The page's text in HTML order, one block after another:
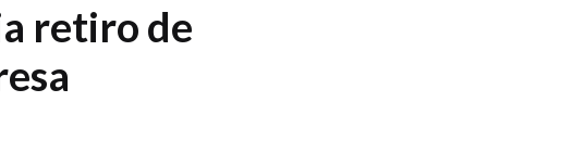
retiro de